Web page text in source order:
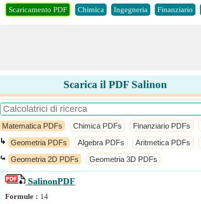
Scaricamento PDF Chimica Ingegneria Finanziario
Scarica il PDF Salinon
Matematica PDFs Chimica PDFs Finanziario PDFs
↳ Geometria PDFs Algebra PDFs Aritmetica PDFs
⤿ Geometria 2D PDFs Geometria 3D PDFs
SalinonPDF
Formule : 14